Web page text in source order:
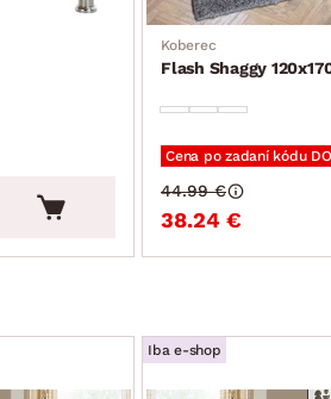
Koberec
Flash Shaggy
Cena po zadaní kódu
38.24 €
44.99 €
Iba e-shop